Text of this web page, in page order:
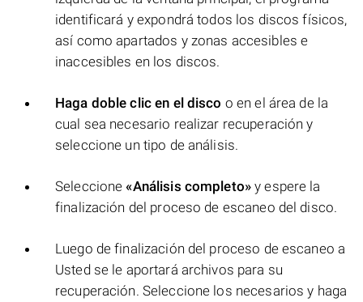
identificará y expondrá todos los discos físicos,
así como apartados y zonas accesibles e
inaccesibles en los discos.
Haga doble clic en el disco o en el área de la
cual sea necesario realizar recuperación y
seleccione un tipo de análisis.
Seleccione«Análisis completo» y espere la
finalización del proceso de escaneo del disco.
Luego de finalización del proceso de escaneo a
Usted se le aportará archivos para su
recuperación. Seleccione los necesarios y haga